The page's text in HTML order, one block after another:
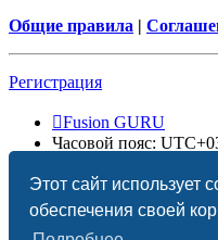
Этот сайт использует
обеспечения своей
Общие правила |
Регистрация
Fusion GURU
Часовой пояс:
Создано на основеphpBB®